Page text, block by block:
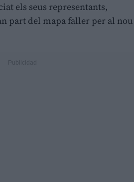
els seus representants,
part del mapa faller per al nou